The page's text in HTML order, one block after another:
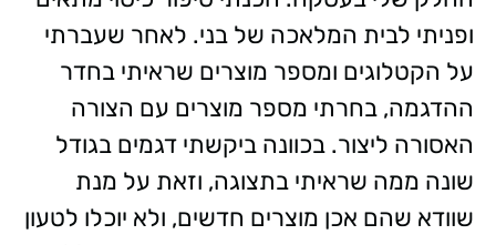
ופניתי לבית המלאכה של בני. לאחר שעברתי
על הקטלוגים ומספר מוצרים שראיתי בחדר
ההדגמה, בחרתי מספר מוצרים עם הצורה
האסורה ליצור. בכוונה ביקשתי דגמים בגודל
שונה ממה שראיתי בתצוגה, וזאת על מנת
שוודא שהם אכן מוצרים חדשים, ולא יוכלו לטעון